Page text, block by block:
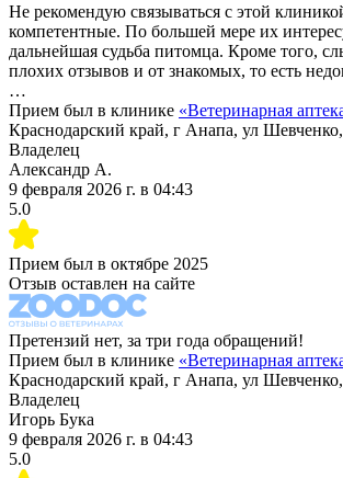
Не рекомендую связываться с этой
компетентные. По большей мере их
дальнейшая судьба питомца. Кроме того,
плохих отзывов и от знакомых, то есть
…
Прием был в клинике «Ветеринарная
Краснодарский край, г Анапа, ул
Владелец
Александр А.
9 февраля 2026 г. в 04:43
5.0
Прием был в октябре 2025
Отзыв оставлен на сайте
Претензий нет, за три года обращений!
Прием был в клинике «Ветеринарная
Краснодарский край, г Анапа, ул
Владелец
Игорь Бука
9 февраля 2026 г. в 04:43
5.0